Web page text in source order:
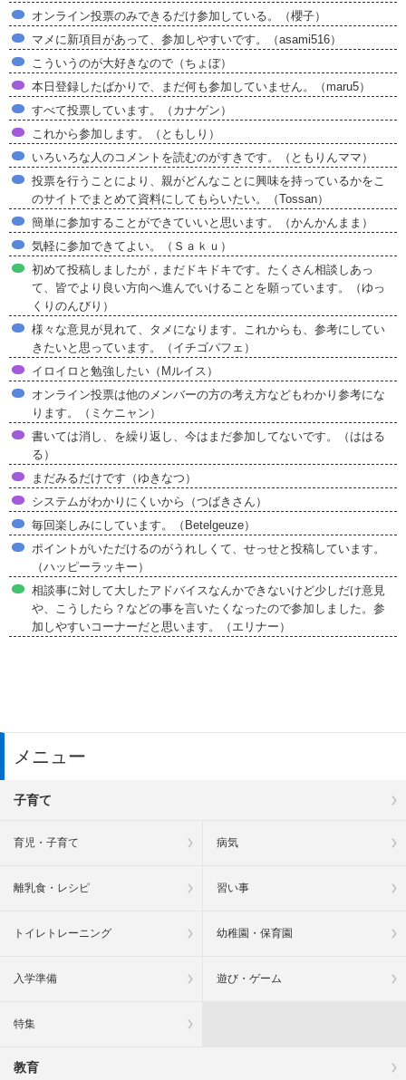
オンライン投票のみできるだけ参加している。（櫻子）
マメに新項目があって、参加しやすいです。（asami516）
こういうのが大好きなので（ちょぼ）
本日登録したばかりで、まだ何も参加していません。（maru5）
すべて投票しています。（カナゲン）
これから参加します。（ともしり）
いろいろな人のコメントを読むのがすきです。（ともりんママ）
投票を行うことにより、親がどんなことに興味を持っているかをこ
のサイトでまとめて資料にしてもらいたい。（Tossan）
簡単に参加することができていいと思います。（かんかんまま）
気軽に参加できてよい。（Ｓａｋｕ）
初めて投稿しましたが，まだドキドキです。たくさん相談しあっ
て、皆でより良い方向へ進んでいけることを願っています。（ゆっ
くりのんびり）
様々な意見が見れて、タメになります。これからも、参考にしてい
きたいと思っています。（イチゴパフェ）
イロイロと勉強したい（Mルイス）
オンライン投票は他のメンバーの方の考え方などもわかり参考にな
ります。（ミケニャン）
書いては消し、を繰り返し、今はまだ参加してないです。（ははる
る）
まだみるだけです（ゆきなつ）
システムがわかりにくいから（つばきさん）
毎回楽しみにしています。（Betelgeuze）
ポイントがいただけるのがうれしくて、せっせと投稿しています。
（ハッピーラッキー）
相談事に対して大したアドバイスなんかできないけど少しだけ意見
や、こうしたら？などの事を言いたくなったので参加しました。参
加しやすいコーナーだと思います。（エリナー）
メニュー
子育て
育児・子育て 病気
離乳食・レシピ 習い事
トイレトレーニング 幼稚園・保育園
入学準備 遊び・ゲーム
特集
教育